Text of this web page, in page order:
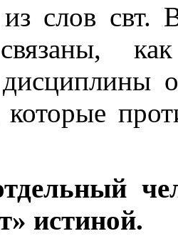
слов свт.
истиной.